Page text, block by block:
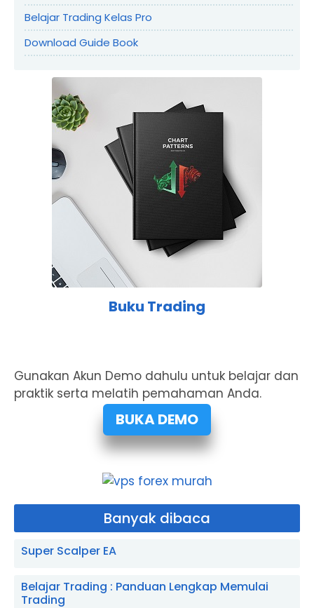
Belajar Trading Kelas Pro
Download Guide Book
Buku Trading
Gunakan Akun Demo dahulu untuk belajar dan
praktik serta melatih pemahaman Anda.
BUKA DEMO
Banyak dibaca
Super Scalper EA
Belajar Trading : Panduan Lengkap Memulai
Trading